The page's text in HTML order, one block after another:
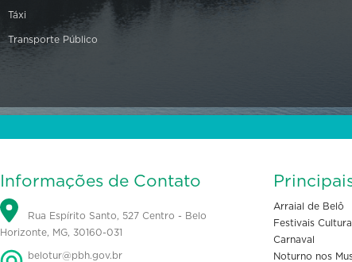
Táxi
Transporte Público
Informações de Contato
Rua Espírito Santo, 527 Centro - Belo
Horizonte, MG, 30160-031
belotur@pbh.gov.br
Arraial de Belô
Festivais
Carnaval
Noturno nos